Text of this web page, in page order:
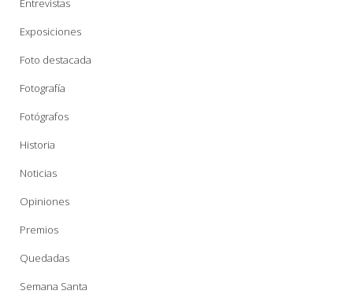
Exposiciones
Foto destacada
Fotografía
Fotógrafos
Historia
Noticias
Opiniones
Premios
Quedadas
Semana Santa